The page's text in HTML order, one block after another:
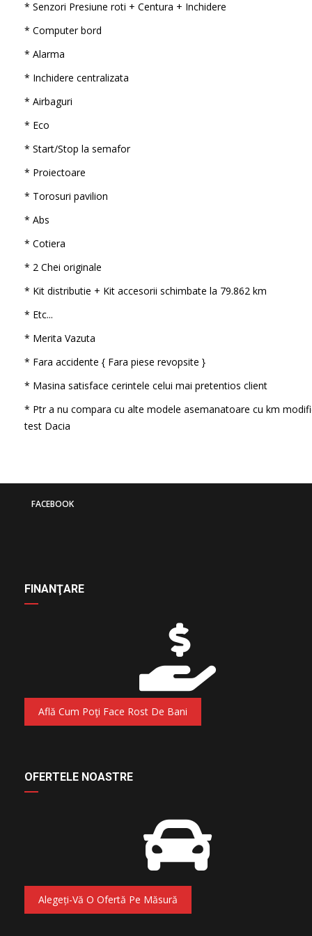
* Senzori Presiune roti + Centura + Inchidere
* Computer bord
* Alarma
* Inchidere centralizata
* Airbaguri
* Eco
* Start/Stop la semafor
* Proiectoare
* Torosuri pavilion
* Abs
* Cotiera
* 2 Chei originale
* Kit distributie + Kit accesorii schimbate la 79.862 km
* Etc...
* Merita Vazuta
* Fara accidente { Fara piese revopsite }
* Masina satisface cerintele celui mai pretentios client
* Ptr a nu compara cu alte modele asemanatoare cu km
test Dacia
FACEBOOK
FINANŢARE
Află Cum Poţi Face Rost De Bani
OFERTELE NOASTRE
Alegeți-Vă O Ofertă Pe Măsură